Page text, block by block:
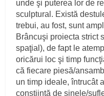
unde şi puterea lor de
sculptural. Există
trebui, au fost, sunt
Brâncuşi proiecta strict
spaţial), de fapt le
oricărui loc şi timp
că fiecare piesă/
un timp ideale, întrucât
conştiinţă de sinele/